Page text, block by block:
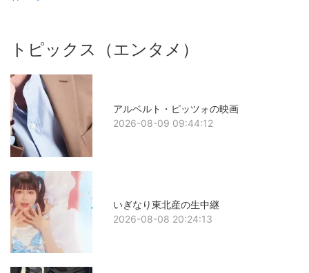
トピックス（エンタメ）
アルベルト・ピッツォの映画
2026-08-09 09:44:12
いぎなり東北産の生中継
2026-08-08 20:24:13